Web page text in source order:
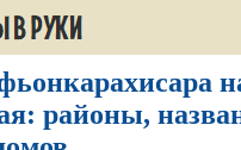
районы,